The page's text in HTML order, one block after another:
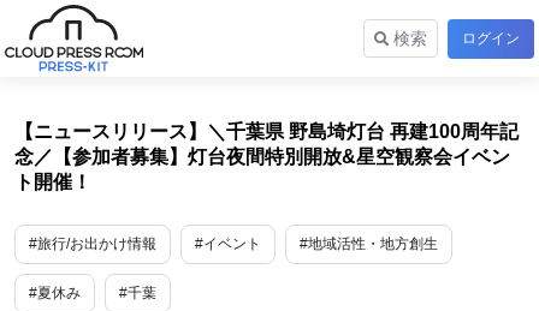
検索 ログイン
【ニュースリリース】＼千葉県 野島埼灯台 再建100周年記
念／【参加者募集】灯台夜間特別開放&星空観察会イベン
ト開催！
#旅行/お出かけ情報 #イベント #地域活性・地方創生
#夏休み #千葉